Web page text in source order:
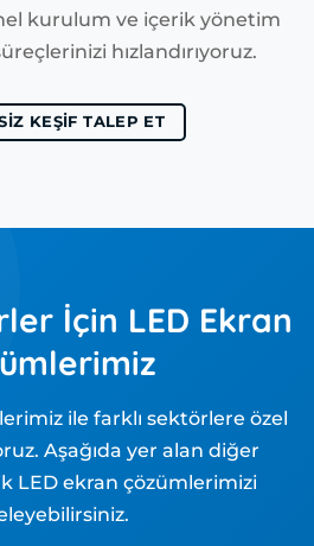
kurulum ve içerik yönetim
hızlandırıyoruz.
KEŞİF TALEP ET
İçin LED Ekran
ile farklı sektörlere özel
Aşağıda yer alan diğer
LED ekran çözümlerimizi